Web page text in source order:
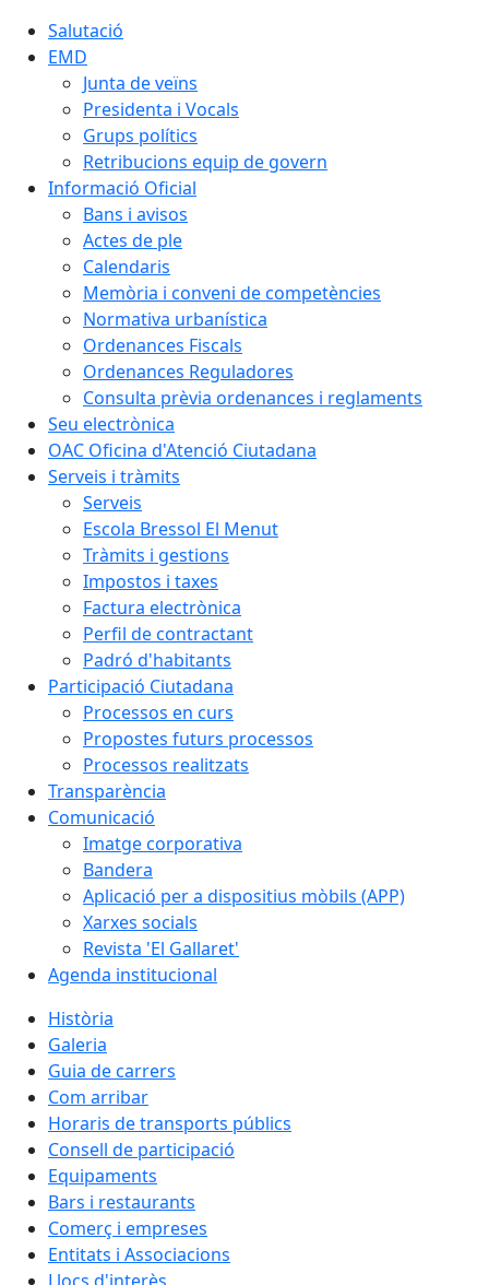
Salutació
EMD
Junta de veïns
Presidenta i Vocals
Grups polítics
Retribucions equip de govern
Informació Oficial
Bans i avisos
Actes de ple
Calendaris
Memòria i conveni de competències
Normativa urbanística
Ordenances Fiscals
Ordenances Reguladores
Consulta prèvia ordenances i reglaments
Seu electrònica
OAC Oficina d'Atenció Ciutadana
Serveis i tràmits
Serveis
Escola Bressol El Menut
Tràmits i gestions
Impostos i taxes
Factura electrònica
Perfil de contractant
Padró d'habitants
Participació Ciutadana
Processos en curs
Propostes futurs processos
Processos realitzats
Transparència
Comunicació
Imatge corporativa
Bandera
Aplicació per a dispositius mòbils (APP)
Xarxes socials
Revista 'El Gallaret'
Agenda institucional
Història
Galeria
Guia de carrers
Com arribar
Horaris de transports públics
Consell de participació
Equipaments
Bars i restaurants
Comerç i empreses
Entitats i Associacions